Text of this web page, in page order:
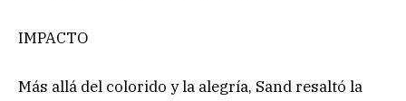
IMPACTO
Más allá del colorido y la alegría, Sand resaltó la